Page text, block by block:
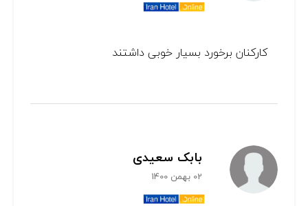
کارکنان برخورد بسیار خوبی داشتند
بابک سعیدی
02 بهمن 1400